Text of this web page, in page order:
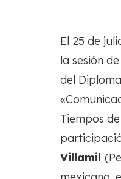
El 25 de
la sesión
del
Tiempos
Villamil